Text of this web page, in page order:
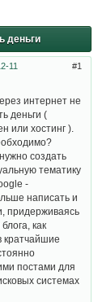
деньги
1
11
интернет не
деньги (
или хостинг ).
создать
тематику
-
написать и
придерживаясь
как
кратчайшие
постами для
системах